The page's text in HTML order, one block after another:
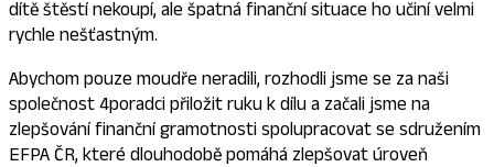
dítě štěstí nekoupí, ale špatná finanční situace ho učiní velmi
rychle nešťastným.
Abychom pouze moudře neradili, rozhodli jsme se za naši
společnost 4poradci přiložit ruku k dílu a začali jsme na
zlepšování finanční gramotnosti spolupracovat se sdružením
EFPA ČR, které dlouhodobě pomáhá zlepšovat úroveň